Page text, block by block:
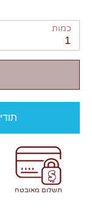
כמות
1
תשלום מאובטח